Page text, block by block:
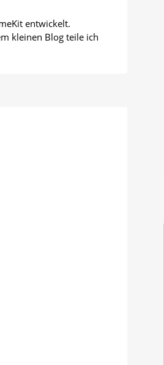
entwickelt.
kleinen Blog teile ich